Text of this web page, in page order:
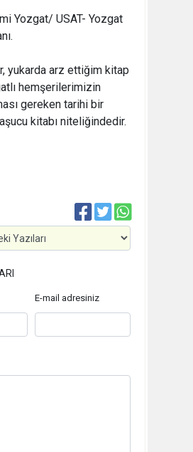
Yozgat/ USAT- Yozgat
yukarda arz ettiğim kitap
hemşerilerimizin
gereken tarihi bir
kitabı niteliğindedir.
E-mail adresiniz